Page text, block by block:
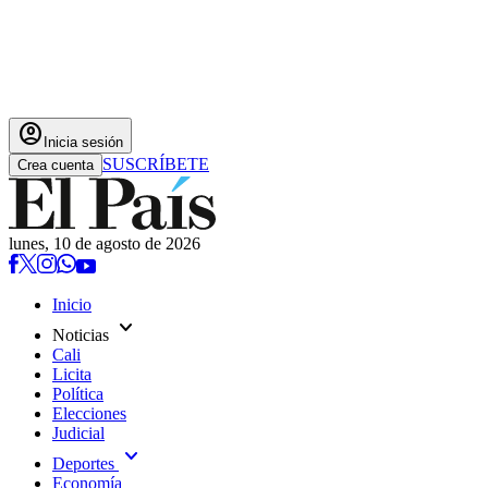
account_circle Inicia sesión
Crea cuenta SUSCRÍBETE
lunes, 10 de agosto de 2026
Inicio
Noticias expand_more
Cali
Licita
Política
Elecciones
Judicial
Deportes expand_more
Economía